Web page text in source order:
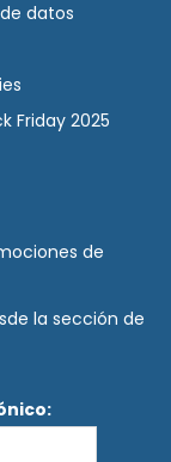
datos
Friday 2025
de
la sección de